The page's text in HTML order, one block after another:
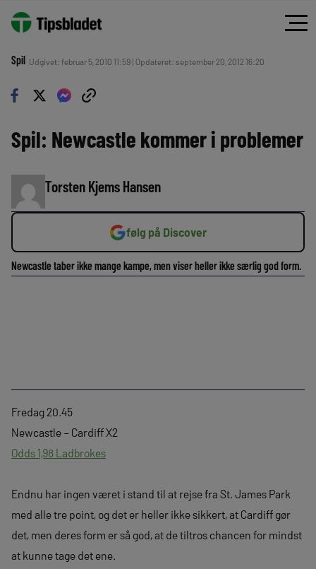
Spil Udgivet: februar 5, 2010 11:59 | Opdateret: september 20, 2012 16:20
Spil: Newcastle kommer i problemer
Torsten Kjems Hansen
følg på Discover
Newcastle taber ikke mange kampe, men viser heller ikke særlig god form.
Fredag 20.45
Newcastle – Cardiff X2
Odds 1,98 Ladbrokes
Endnu har ingen været i stand til at rejse fra St. James Park
med alle tre point, og det er heller ikke sikkert, at Cardiff gør
det, men deres form er så god, at de tiltros chancen for mindst
at kunne tage det ene.